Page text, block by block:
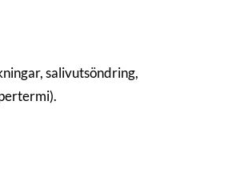
salivutsöndring,